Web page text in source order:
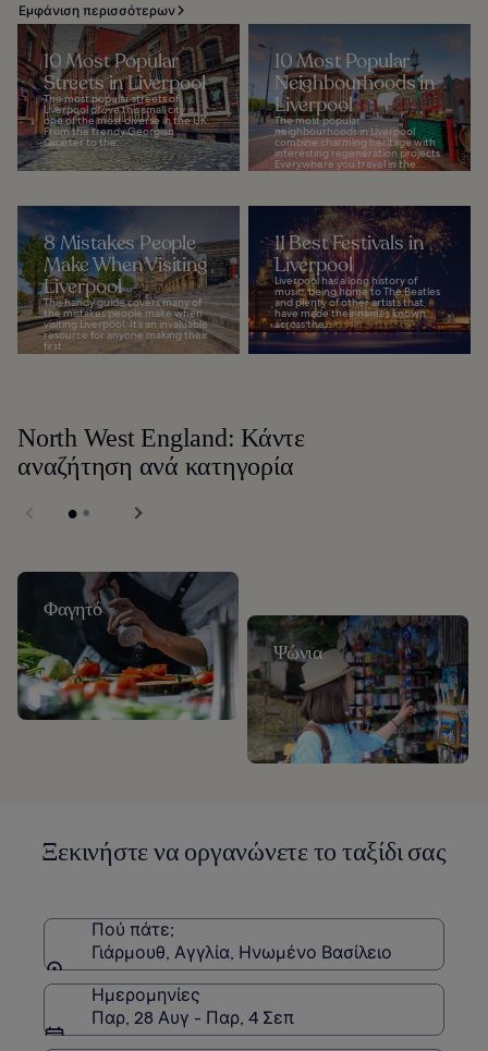
Εμφάνιση περισσότερων
10 Most Popular
Streets in Liverpool
The most popular streets of
Liverpool prove this small city is
one of the most diverse in the UK.
From the trendy Georgian
Quarter to the...
10 Most Popular
Neighbourhoods in
Liverpool
The most popular
neighbourhoods in Liverpool
combine charming heritage with
interesting regeneration projects.
Everywhere you travel in the...
8 Mistakes People
Make When Visiting
Liverpool
This handy guide covers many of
the mistakes people make when
visiting Liverpool. It’s an invaluable
resource for anyone making their
first...
11 Best Festivals in
Liverpool
Liverpool has a long history of
music, being home to The Beatles
and plenty of other artists that
have made their names known
across the...
North West England: Κάντε
αναζήτηση ανά κατηγορία
Φαγητό
Ψώνια
Ξεκινήστε να οργανώνετε το ταξίδι σας
Πού πάτε;
Γιάρμουθ, Αγγλία, Ηνωμένο Βασίλειο
Ημερομηνίες
Παρ, 28 Αυγ - Παρ, 4 Σεπ